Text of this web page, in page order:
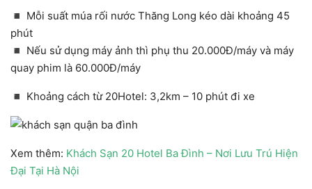
◾ Mỗi suất múa rối nước Thăng Long kéo dài khoảng 45
phút
◾ Nếu sử dụng máy ảnh thì phụ thu 20.000Đ/máy và máy
quay phim là 60.000Đ/máy
◾ Khoảng cách từ 20Hotel: 3,2km – 10 phút đi xe
Xem thêm: Khách Sạn 20 Hotel Ba Đình – Nơi Lưu Trú Hiện
Đại Tại Hà Nội